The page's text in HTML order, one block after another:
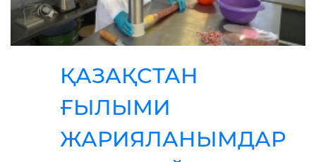
ҚАЗАҚСТАН
ҒЫЛЫМИ
ЖАРИЯЛАНЫМДАР